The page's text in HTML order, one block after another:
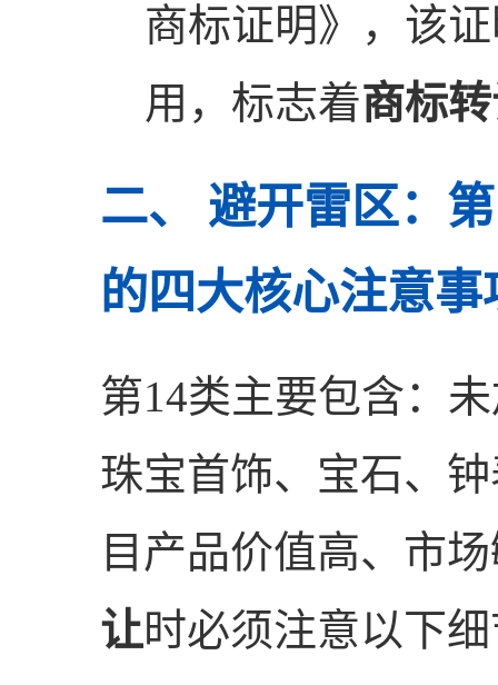
商标证明》，该
用，标志着商标
二、 避开雷区：
的四大核心注意事
第14类主要包含：
珠宝首饰、宝石、
目产品价值高、市
让时必须注意以下